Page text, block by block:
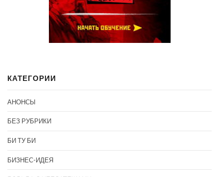
КАТЕГОРИИ
АНОНСЫ
БЕЗ РУБРИКИ
БИ ТУ БИ
БИЗНЕС-ИДЕЯ